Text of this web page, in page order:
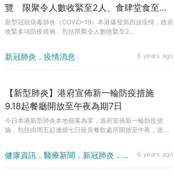
新冠肺炎．疫情消息 6 years ago
覽 限聚令人數收緊至2人、食肆堂食至晚
上10時
新型冠狀病毒肺炎（COVID-19）本港爆發第四波疫情，政府
收緊多項防疫措施，包括限聚令人數收緊至2...
健康資訊．醫療新聞．新冠肺炎．疫情消息 6 years ago
【新型肺炎】港府宣佈新一輪防疫措施
9.18起餐廳開放至午夜為期7日
今日本港新型肺炎本地個案為零，港府宣佈新一輪防疫措
施，包括由周五起連續七日延長餐飲處所開放至午夜，派...